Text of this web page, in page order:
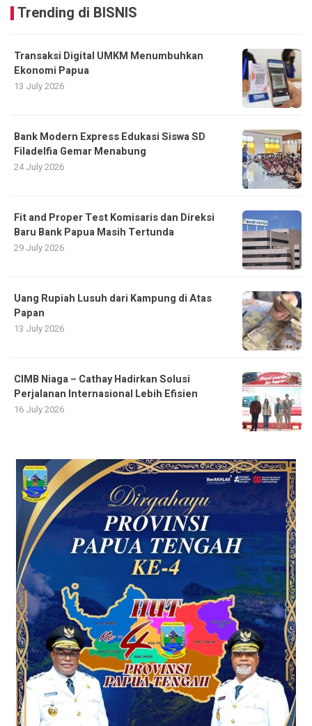
Trending di BISNIS
Transaksi Digital UMKM Menumbuhkan
Ekonomi Papua
13 July 2026
Bank Modern Express Edukasi Siswa SD
Filadelfia Gemar Menabung
24 July 2026
Fit and Proper Test Komisaris dan Direksi
Baru Bank Papua Masih Tertunda
29 July 2026
Uang Rupiah Lusuh dari Kampung di Atas
Papan
13 July 2026
CIMB Niaga – Cathay Hadirkan Solusi
Perjalanan Internasional Lebih Efisien
16 July 2026